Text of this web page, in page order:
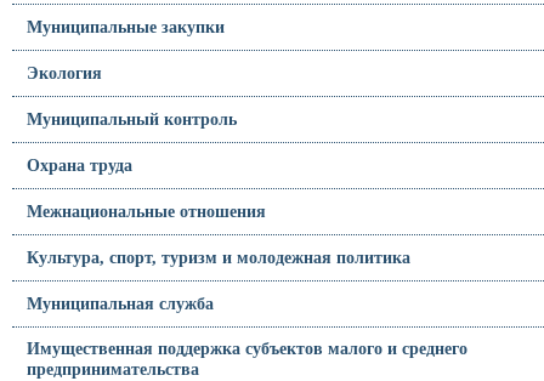
Муниципальные закупки
Экология
Муниципальный контроль
Охрана труда
Межнациональные отношения
Культура, спорт, туризм и молодежная политика
Муниципальная служба
Имущественная поддержка субъектов малого и среднего
предпринимательства